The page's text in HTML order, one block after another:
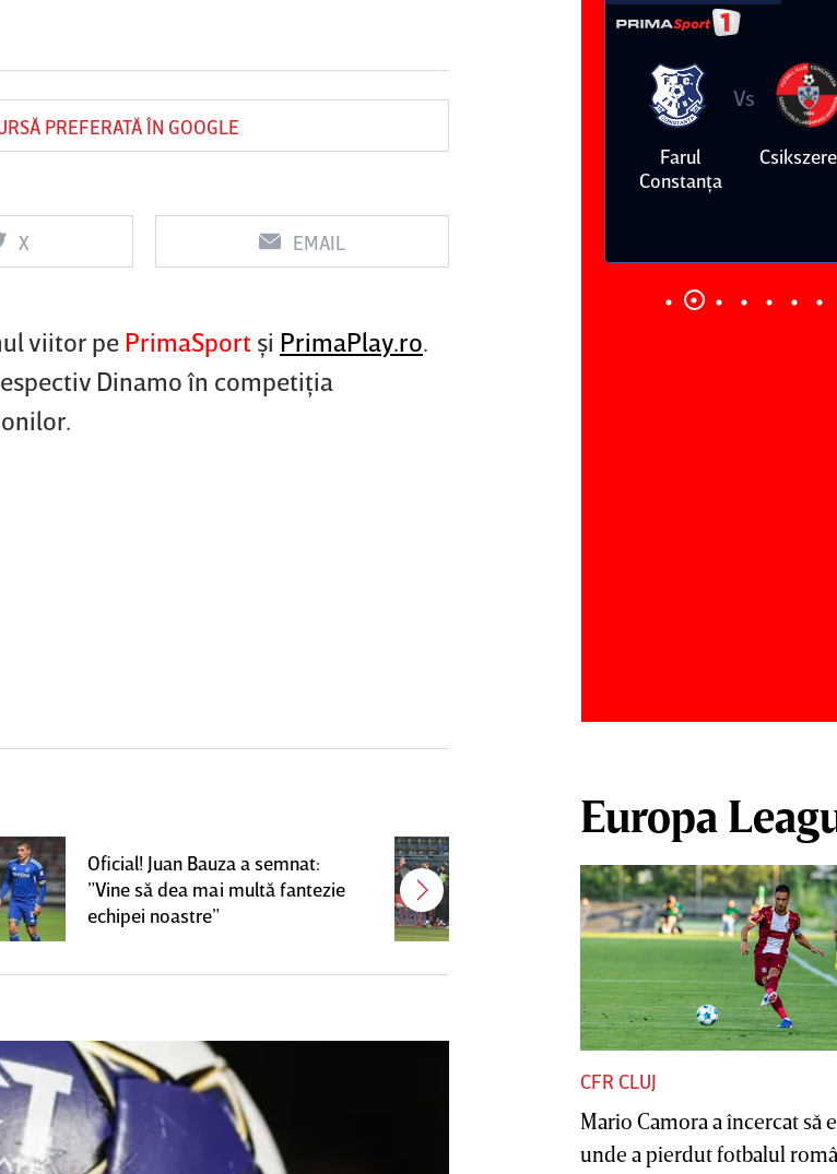
PREFERATĂ ÎN GOOGLE
X EMAIL
viitor pe PrimaSport şi PrimaPlay.ro.
Dinamo în competiţia
Oficial! Juan Bauza a semnat:
”Vine să dea mai multă fantezie
echipei noastre”
Jucătorul dorit de Pancu în
Giuleşti vrea să rupă contractul cu
CFR Cluj: ”A făcut notificare la
UTA Arad
Vs
Rapid
Farul
Vs
Dinamo
Vs
FC
Europa
CFR CLUJ
Mario Camora a încercat să
unde a pierdut fotbalul